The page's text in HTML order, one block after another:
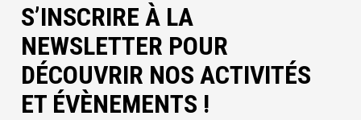
S’INSCRIRE À LA
NEWSLETTER POUR
DÉCOUVRIR NOS ACTIVITÉS
ET ÉVÈNEMENTS !